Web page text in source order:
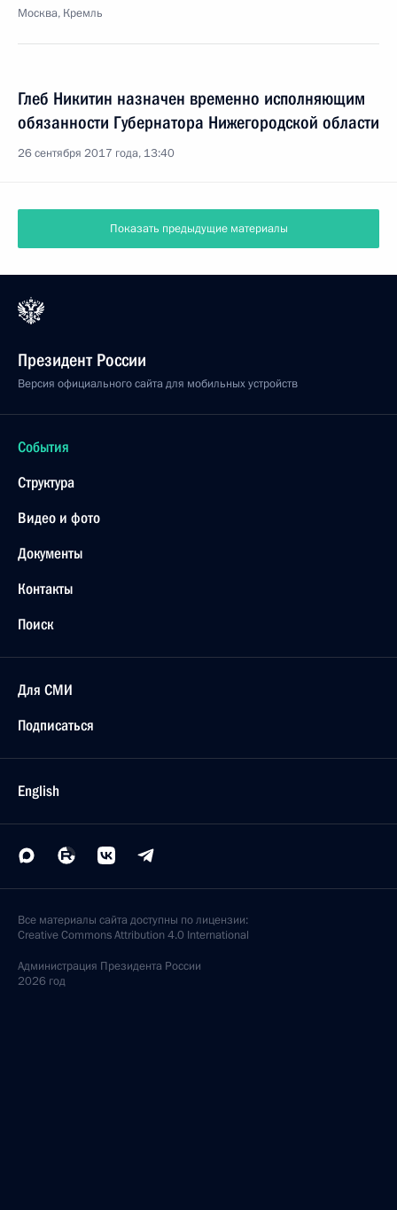
Москва, Кремль
Глеб Никитин назначен временно исполняющим
обязанности Губернатора Нижегородской области
26 сентября 2017 года, 13:40
Показать предыдущие материалы
Президент России
Версия официального сайта для мобильных устройств
События
Структура
Видео и фото
Документы
Контакты
Поиск
Для СМИ
Подписаться
English
Все материалы сайта доступны по лицензии:
Creative Commons Attribution 4.0 International
Администрация Президента России
2026 год